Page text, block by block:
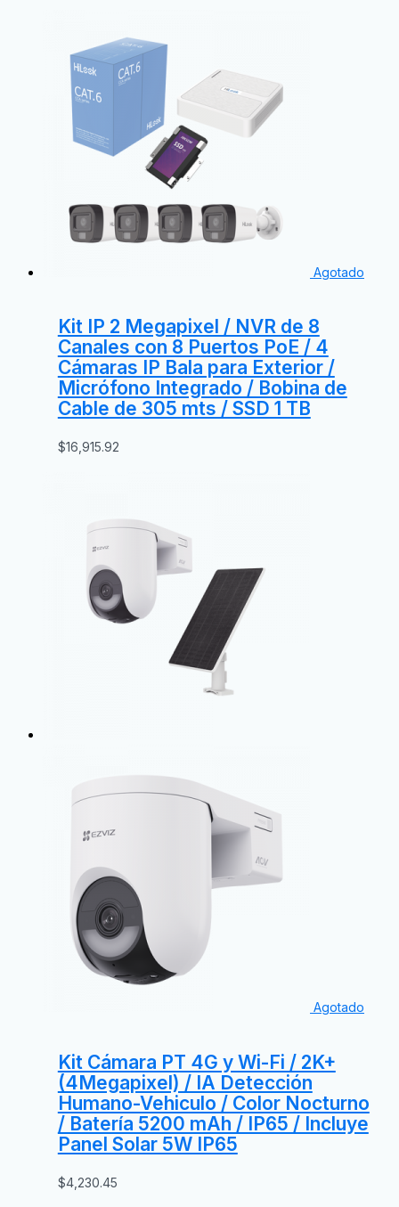
Agotado
Kit IP 2 Megapixel / NVR de 8
Canales con 8 Puertos PoE / 4
Cámaras IP Bala para Exterior /
Micrófono Integrado / Bobina de
Cable de 305 mts / SSD 1 TB
$16,915.92
Agotado
Kit Cámara PT 4G y Wi-Fi / 2K+
(4Megapixel) / IA Detección
Humano-Vehiculo / Color Nocturno
/ Batería 5200 mAh / IP65 / Incluye
Panel Solar 5W IP65
$4,230.45